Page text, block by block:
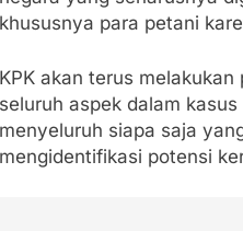
khususnya para petani
KPK akan terus
seluruh aspek dalam
menyeluruh siapa saja
mengidentifikasi potensi